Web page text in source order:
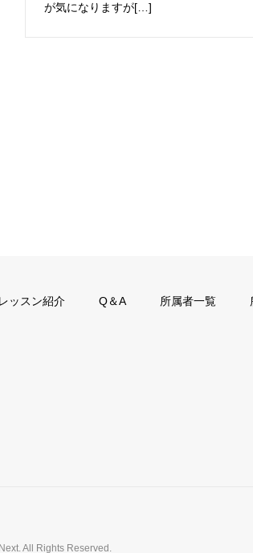
が気になりますが[…]
レッスン紹介 Q＆A 所属者一覧
All Rights Reserved.